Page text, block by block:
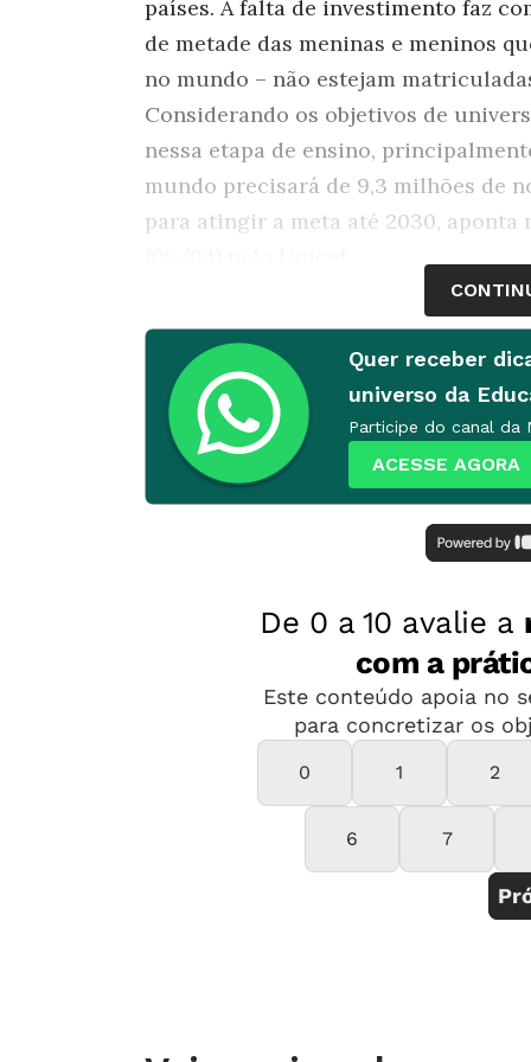
países. A falta de investimento faz
de metade das meninas e meninos
no mundo – não estejam
Considerando os objetivos de
nessa etapa de ensino,
mundo precisará de 9,3 milhões de
para atingir a meta até 2030,
De acordo com o relatório "A World
childhood education" (Um mundo
educação infantil de qualidade,
estudo global sobre Educação
afirma que crianças matriculadas
Infantil têm maior probabilidade de
necessárias para ter sucesso na
ou ao abandono escolar e, portanto,
De acordo com o relatório, a falta
Infantil afeta negativamente a
significativa de professores
Nos países de baixa renda, apenas
está matriculada na Educação
renda abrigam mais de 60% das
Quer receber
universo da
Participe do canal da
ACESSE AGORA